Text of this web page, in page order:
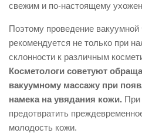
свежим и по-настоящему
Поэтому проведение вакуумной
рекомендуется не только при
склонности к различным
Косметологи советуют
вакуумному массажу при
намека на увядания кожи. При
предотвратить
молодость кожи.